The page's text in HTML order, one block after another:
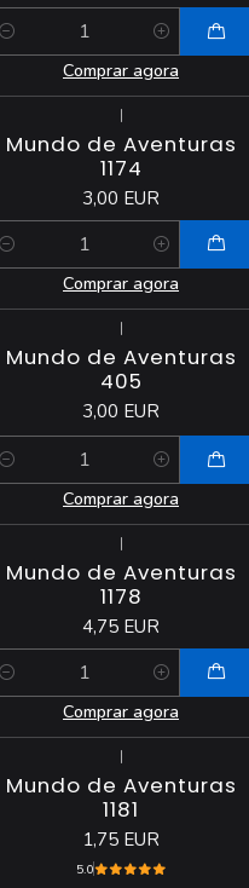
Quantidade
Comprar agora
|
Mundo de Aventuras
1174
3,00 EUR
Quantidade
Comprar agora
|
Mundo de Aventuras
405
3,00 EUR
Quantidade
Comprar agora
|
Mundo de Aventuras
1178
4,75 EUR
Quantidade
Comprar agora
|
Mundo de Aventuras
1181
1,75 EUR
5.0